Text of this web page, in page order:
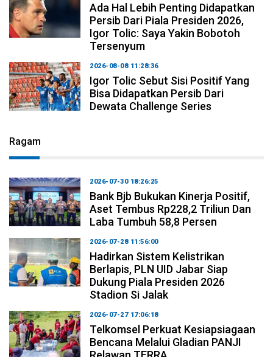
Ada Hal Lebih Penting Didapatkan
Persib Dari Piala Presiden 2026,
Igor Tolic: Saya Yakin Bobotoh
Tersenyum
2026-08-08 11:28:36
Igor Tolic Sebut Sisi Positif Yang
Bisa Didapatkan Persib Dari
Dewata Challenge Series
Ragam
2026-07-30 18:26:25
Bank Bjb Bukukan Kinerja Positif,
Aset Tembus Rp228,2 Triliun Dan
Laba Tumbuh 58,8 Persen
2026-07-28 11:56:00
Hadirkan Sistem Kelistrikan
Berlapis, PLN UID Jabar Siap
Dukung Piala Presiden 2026
Stadion Si Jalak
2026-07-27 17:06:18
Telkomsel Perkuat Kesiapsiagaan
Bencana Melalui Gladian PANJI